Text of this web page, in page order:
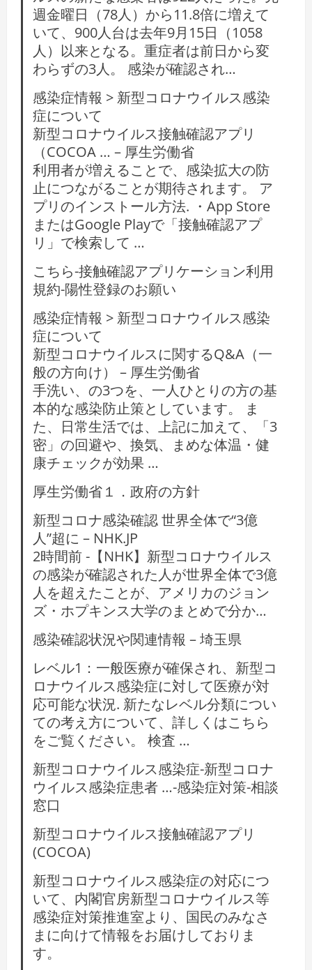
週金曜日（78人）から11.8倍に増えて
いて、900人台は去年9月15日（1058
人）以来となる。重症者は前日から変
わらずの3人。 感染が確認され…
感染症情報 > 新型コロナウイルス感染
症について
新型コロナウイルス接触確認アプリ
（COCOA … – 厚生労働省
利用者が増えることで、感染拡大の防
止につながることが期待されます。 ア
プリのインストール方法. ・App Store
またはGoogle Playで「接触確認アプ
リ」で検索して …
こちら-接触確認アプリケーション利用
規約-陽性登録のお願い
感染症情報 > 新型コロナウイルス感染
症について
新型コロナウイルスに関するQ&A（一
般の方向け） – 厚生労働省
手洗い、の3つを、一人ひとりの方の基
本的な感染防止策としています。 ま
た、日常生活では、上記に加えて、「3
密」の回避や、換気、まめな体温・健
康チェックが効果 …
厚生労働省１．政府の方針
新型コロナ感染確認 世界全体で“3億
人”超に – NHK.JP
2時間前 -【NHK】新型コロナウイルス
の感染が確認された人が世界全体で3億
人を超えたことが、アメリカのジョン
ズ・ホプキンス大学のまとめで分か…
感染確認状況や関連情報 – 埼玉県
レベル1：一般医療が確保され、新型コ
ロナウイルス感染症に対して医療が対
応可能な状況. 新たなレベル分類につい
ての考え方について、詳しくはこちら
をご覧ください。 検査 …
新型コロナウイルス感染症-新型コロナ
ウイルス感染症患者 …-感染症対策-相談
窓口
新型コロナウイルス接触確認アプリ
(COCOA)
新型コロナウイルス感染症の対応につ
いて、内閣官房新型コロナウイルス等
感染症対策推進室より、国民のみなさ
まに向けて情報をお届けしておりま
す。